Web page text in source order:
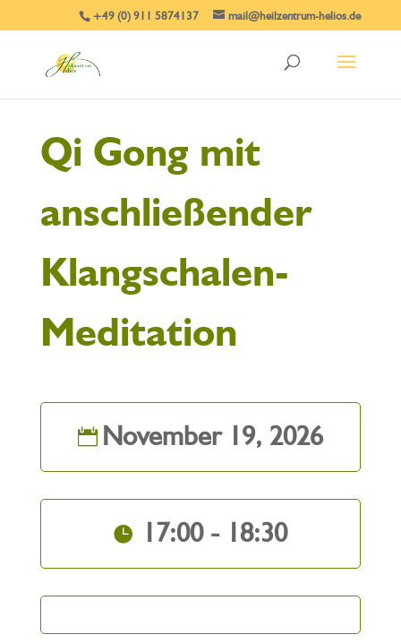
+49 (0) 911 5874137 mail@heilzentrum-helios.de
Qi Gong mit
anschließender
Klangschalen-
Meditation
November 19, 2026
17:00 - 18:30